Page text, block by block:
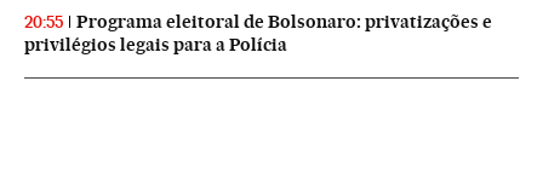
20:55
Programa eleitoral de Bolsonaro: privatizações e
privilégios legais para a Polícia